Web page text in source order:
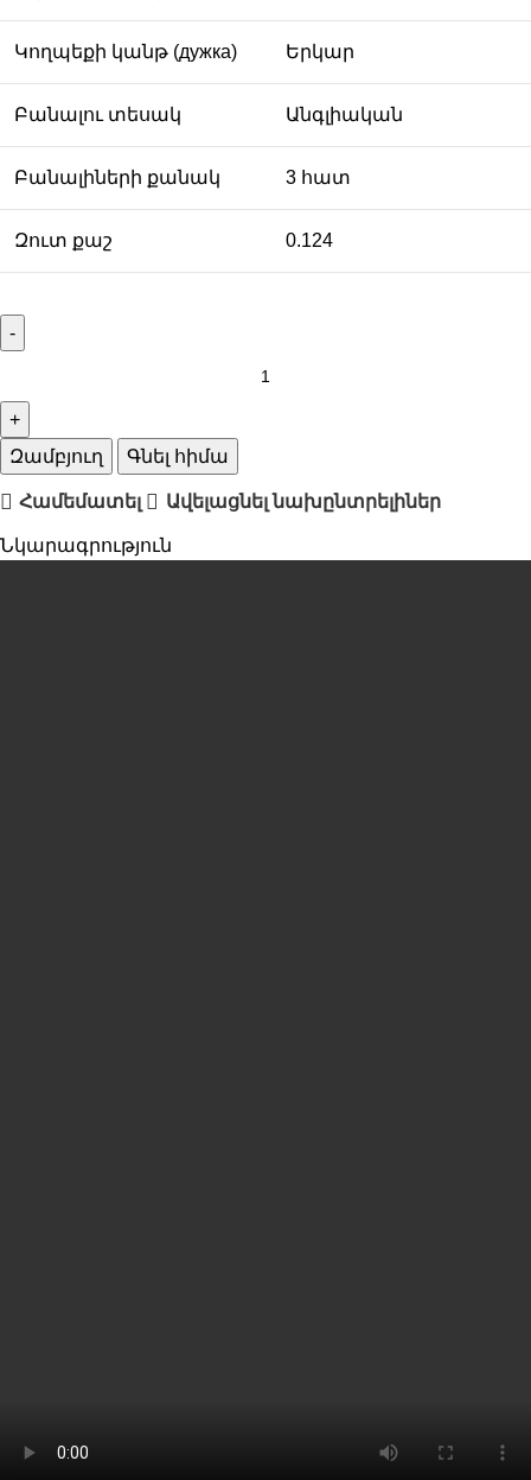
Կողպեքի կանթ (дужка) Երկար
Բանալու տեսակ Անգլիական
Բանալիների քանակ 3 հատ
Զուտ քաշ 0.124
Զամբյուղ Գնել հիմա
Համեմատել Ավելացնել նախընտրելիներ
Նկարագրություն